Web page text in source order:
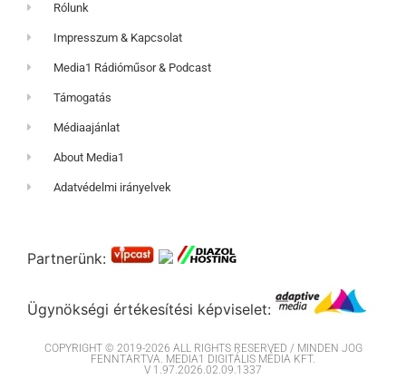
Rólunk
Impresszum & Kapcsolat
Media1 Rádióműsor & Podcast
Támogatás
Médiaajánlat
About Media1
Adatvédelmi irányelvek
Partnerünk:
Ügynökségi értékesítési képviselet:
COPYRIGHT © 2019-2026 ALL RIGHTS RESERVED / MINDEN JOG
FENNTARTVA. MEDIA1 DIGITÁLIS MÉDIA KFT.
V 1.97.2026.02.09.1337